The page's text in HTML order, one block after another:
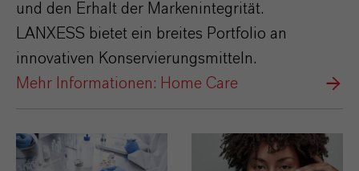
und den Erhalt der Markenintegrität.
LANXESS bietet ein breites Portfolio an
innovativen Konservierungsmitteln.
Mehr Informationen: Home Care